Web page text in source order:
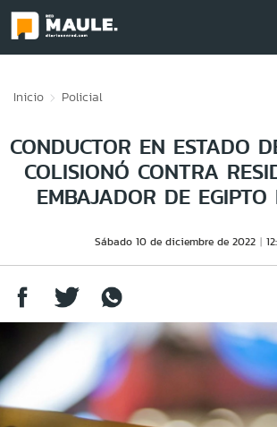
Inicio Policial
CONDUCTOR EN ESTADO
COLISIONÓ CONTRA
EMBAJADOR DE
Sábado 10 de diciembre de 2022